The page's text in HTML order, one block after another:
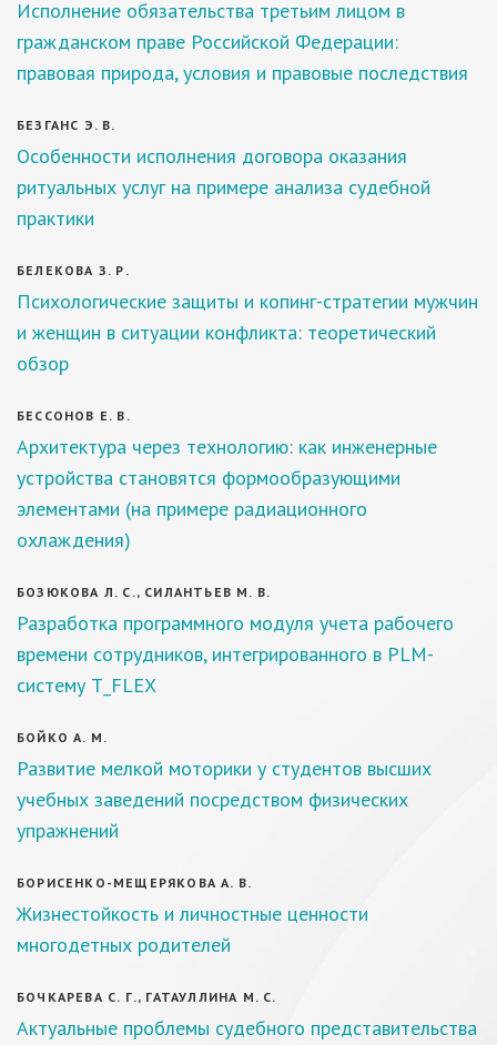
Исполнение обязательства третьим лицом в
гражданском праве Российской Федерации:
правовая природа, условия и правовые последствия
БЕЗГАНС Э. В.
Особенности исполнения договора оказания
ритуальных услуг на примере анализа судебной
практики
БЕЛЕКОВА З. Р.
Психологические защиты и копинг-стратегии мужчин
и женщин в ситуации конфликта: теоретический
обзор
БЕССОНОВ Е. В.
Архитектура через технологию: как инженерные
устройства становятся формообразующими
элементами (на примере радиационного
охлаждения)
БОЗЮКОВА Л. С., СИЛАНТЬЕВ М. В.
Разработка программного модуля учета рабочего
времени сотрудников, интегрированного в PLM-
систему T_FLEX
БОЙКО А. М.
Развитие мелкой моторики у студентов высших
учебных заведений посредством физических
упражнений
БОРИСЕНКО-МЕЩЕРЯКОВА А. В.
Жизнестойкость и личностные ценности
многодетных родителей
БОЧКАРЕВА С. Г., ГАТАУЛЛИНА М. С.
Актуальные проблемы судебного представительства